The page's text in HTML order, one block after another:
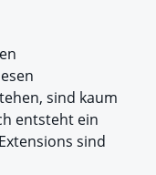
sind kaum
entsteht ein
sind